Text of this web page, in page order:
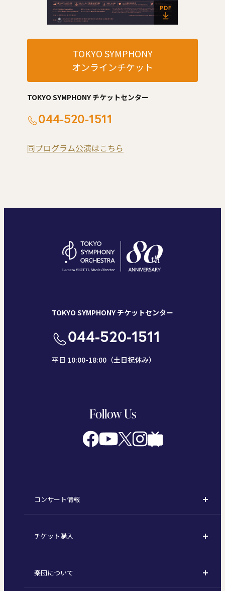
TOKYO SYMPHONY
オンラインチケット
TOKYO SYMPHONY チケットセンター
044-520-1511
同プログラム公演はこちら
TOKYO SYMPHONY チケットセンター
044-520-1511
平日 10:00-18:00（土日祝休み）
Follow Us
コンサート情報
定期演奏会
東京オペラシティシリーズ
チケット購入
定期会員券 / セット券
楽団について